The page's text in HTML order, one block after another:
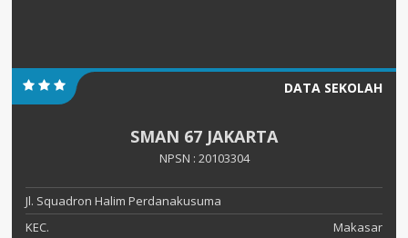
DATA SEKOLAH
SMAN 67 JAKARTA
NPSN : 20103304
Jl. Squadron Halim Perdanakusuma
KEC.
Makasar